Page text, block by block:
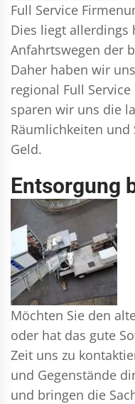
Full Service
Dies liegt allerdings
Anfahrtswegen der
Daher haben wir
regional Full
sparen wir uns die
Räumlichkeiten und
Geld.
Entsorgung
Möchten Sie den
oder hat das gute
Zeit uns zu
und Gegenstände
und bringen die